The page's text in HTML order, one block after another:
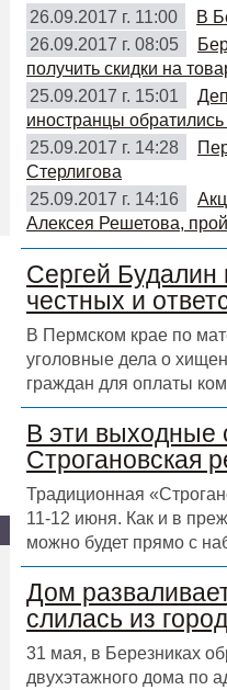
26.09.2017 г. 11:00
В
26.09.2017 г. 08:05
получить скидки на
25.09.2017 г. 15:01
иностранцы обратились
25.09.2017 г. 14:28
Стерлигова
25.09.2017 г. 14:16
Алексея Решетова,
Сергей Будалин
честных и
В Пермском крае по
уголовные дела о
граждан для оплаты
В эти выходные
Строгановская
Традиционная
11-12 июня. Как и в
можно будет прямо с
Дом
слилась из
31 мая, в Березниках
двухэтажного дома по